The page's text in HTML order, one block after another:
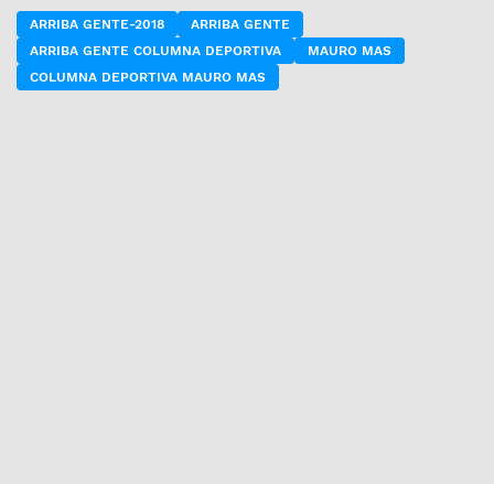
ARRIBA GENTE-2018
ARRIBA GENTE
ARRIBA GENTE COLUMNA DEPORTIVA
MAURO MAS
COLUMNA DEPORTIVA MAURO MAS